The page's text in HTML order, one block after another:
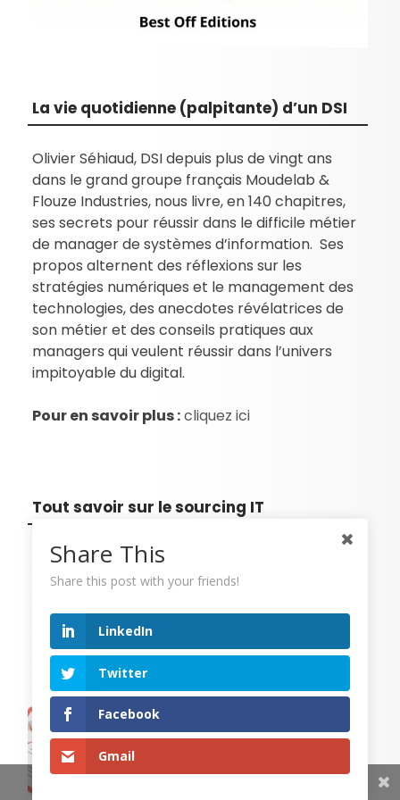
La vie quotidienne (palpitante) d’un DSI
Olivier Séhiaud, DSI depuis plus de vingt ans
dans le grand groupe français Moudelab &
Flouze Industries, nous livre, en 140 chapitres,
ses secrets pour réussir dans le difficile métier
de manager de systèmes d’information. Ses
propos alternent des réflexions sur les
stratégies numériques et le management des
technologies, des anecdotes révélatrices de
son métier et des conseils pratiques aux
managers qui veulent réussir dans l’univers
impitoyable du digital.
Pour en savoir plus :cliquez ici
Tout savoir sur le sourcing IT
Share This
Share this post with your friends!
LinkedIn
Twitter
Facebook
Gmail